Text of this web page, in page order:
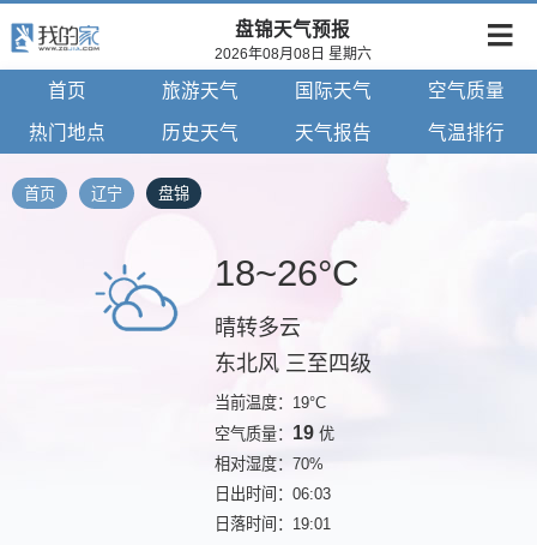
盘锦天气预报
2026年08月08日 星期六
首页 旅游天气 国际天气 空气质量
热门地点 历史天气 天气报告 气温排行
首页 辽宁 盘锦
18~26°C
晴转多云
东北风 三至四级
当前温度：19°C
空气质量： 19 优
相对湿度：70%
日出时间：06:03
日落时间：19:01